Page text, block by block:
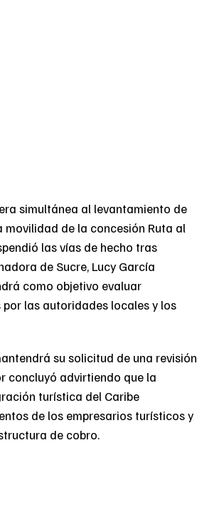
simultánea al levantamiento de
movilidad de la concesión Ruta al
las vías de hecho tras
de Sucre, Lucy García
como objetivo evaluar
las autoridades locales y los
su solicitud de una revisión
concluyó advirtiendo que la
turística del Caribe
de los empresarios turísticos y
de cobro.